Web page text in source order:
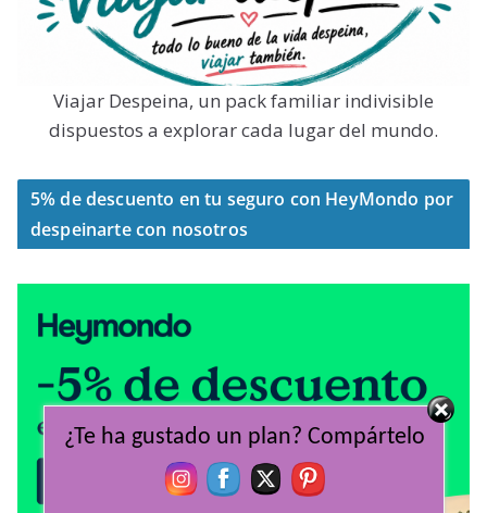
Viajar Despeina, un pack familiar indivisible
dispuestos a explorar cada lugar del mundo.
5% de descuento en tu seguro con HeyMondo por
despeinarte con nosotros
¿Te ha gustado un plan? Compártelo